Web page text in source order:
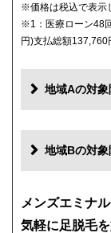
※価格は税込で表示
※1：医療ローン48
円)支払総額137,760
地域Aの対象
地域Bの対象
メンズエミナ
気軽に足脱毛